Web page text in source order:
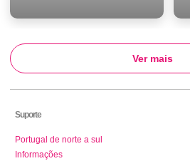
Ver mais
Suporte
Portugal de norte a sul
Informações